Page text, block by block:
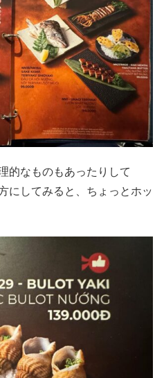
的なものもあったりして
にしてみると、ちょっとホッ